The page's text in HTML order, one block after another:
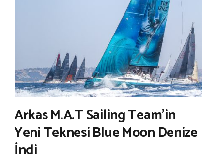
Arkas M.A.T Sailing Team’in
Yeni Teknesi Blue Moon Denize
İndi